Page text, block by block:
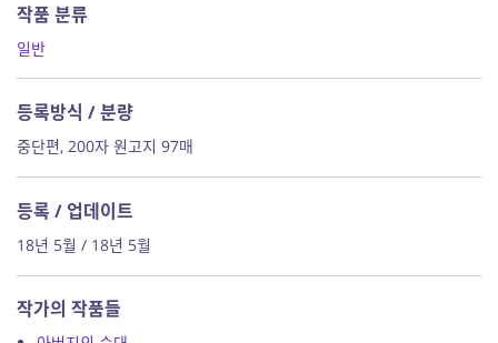
작품 분류
일반
등록방식 / 분량
중단편, 200자 원고지 97매
등록 / 업데이트
18년 5월 / 18년 5월
작가의 작품들